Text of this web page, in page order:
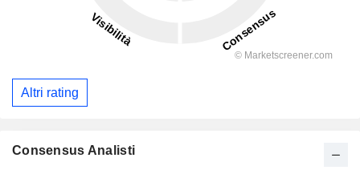
Altri rating
Consensus Analisti